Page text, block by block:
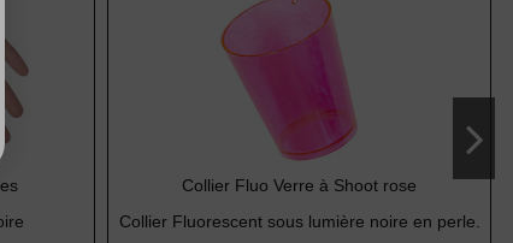
Collier Fluo Verre à Shoot rose
Collier Fluorescent sous lumière noire en perle.